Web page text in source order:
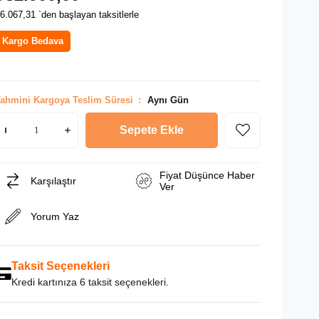
`den başlayan taksitlerle
Kargo Bedava
Kargoya Teslim Süresi : Aynı Gün
Karşılaştır
Fiyat Düşünce Haber
Ver
Yorum Yaz
Taksit Seçenekleri
Kredi kartınıza 6 taksit seçenekleri.